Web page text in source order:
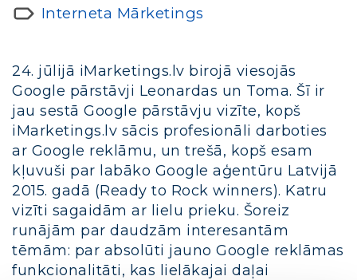
Interneta Mārketings
24. jūlijā iMarketings.lv birojā viesojās
Google pārstāvji Leonardas un Toma. Šī ir
jau sestā Google pārstāvju vizīte, kopš
iMarketings.lv sācis profesionāli darboties
ar Google reklāmu, un trešā, kopš esam
kļuvuši par labāko Google aģentūru Latvijā
2015. gadā (Ready to Rock winners). Katru
vizīti sagaidām ar lielu prieku. Šoreiz
runājām par daudzām interesantām
tēmām: par absolūti jauno Google reklāmas
funkcionalitāti, kas lielākajai daļai